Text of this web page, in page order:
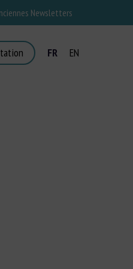
Newsletters
FR EN